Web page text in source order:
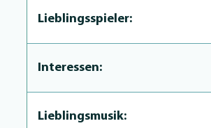
Lieblingsspieler:
Interessen:
Lieblingsmusik: